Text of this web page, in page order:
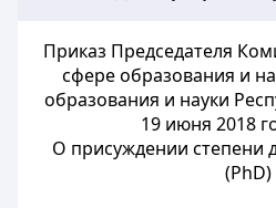
Приказ Председателя
сфере образования и
образования и науки
19 июня 2018
О присуждении степени
(PhD)